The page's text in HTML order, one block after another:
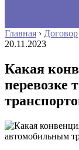
Главная › Договор
20.11.2023
Какая
перевозке